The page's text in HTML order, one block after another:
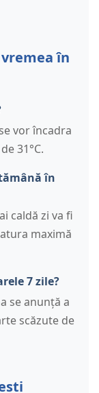
în
vor încadra
31°C.
în
caldă zi va fi
maximă
7 zile?
se anunță a
scăzute de